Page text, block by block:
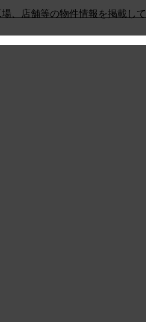
、店舗等の物件情報を掲載して